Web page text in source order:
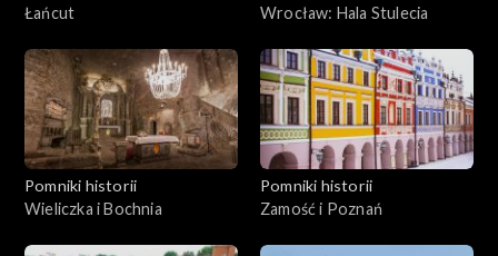
Łańcut
Wrocław: Hala Stulecia
Pomniki historii
Wieliczka i Bochnia
Pomniki historii
Zamość i Poznań